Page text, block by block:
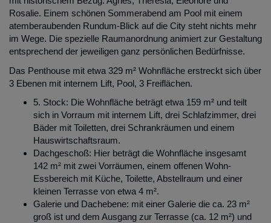
Rosalie. Einem schönen Sommerabend am Pool mit einem
atemberaubenden Rundum-Blick auf die City steht nichts mehr
im Wege. Die spezielle Raumanordnung animiert zur Gestaltung
entsprechend der jeweiligen ganz persönlichen Bedürfnisse.
Das Penthouse mit etwa 329 m² Wohnfläche erstreckt sich über
3 Ebenen mit internem Lift, Pool, 3 Freiflächen.
5. Stock: Die Wohnfläche beträgt etwa 159 m² und teilt
sich in Vorraum mit internem Lift, drei Schlafzimmer, drei
Bäder mit Toiletten, drei Schrankräumen und einem
Hauswirtschaftsraum.
Dachgeschoß: Hier beträgt die Wohnfläche insgesamt
142 m² mit zwei Vorräumen, einem offenen Wohn-
Essbereich mit Küche, Toilette, Abstellraum und einer
kleinen Terrasse von etwa 4 m².
Galerie und Dachebene: mit einer Galerie die ca. 23 m²
groß ist und dem Ausgang zur Terrasse (ca. 12 m²) und